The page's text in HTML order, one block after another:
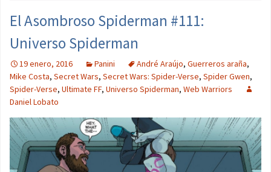
El Asombroso Spiderman #111:
Universo Spiderman
19 enero, 2016 Panini André Araújo, Guerreros araña,
Mike Costa, Secret Wars, Secret Wars: Spider-Verse, Spider Gwen,
Spider-Verse, Ultimate FF, Universo Spiderman, Web Warriors
Daniel Lobato